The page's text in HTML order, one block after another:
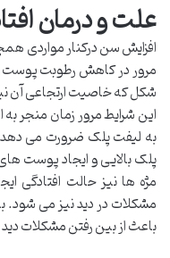
علت و درمان
افزایش سن درکنار
مرور در کاهش رطوبت پوست
شکل که خاصیت ارتجاعی آن
این شرایط ‌مرور زمان منجر به
به لیفت پلک ضرورت می
پلک بالایی و ایجاد پوست‌
مژه‌ ها نیز حالت افتادگی
مشکلات در دید نیز می
باعث از بین رفتن مشکلات